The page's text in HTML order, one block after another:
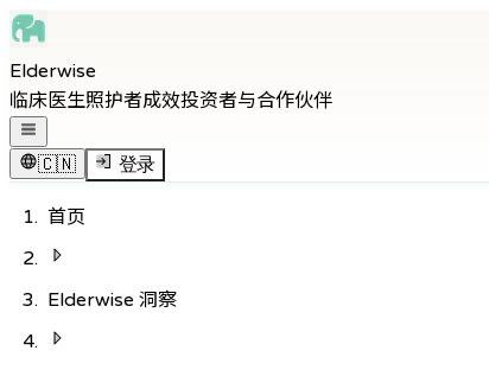
Skip to navigation
Skip to footer
Elderwise
临床医生照护者成效投资者与合作伙伴
🇨🇳
登录
首页
Elderwise 洞察